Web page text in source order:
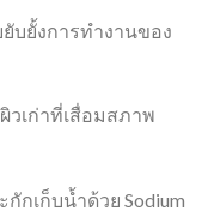
บยั้งการทำงานของ
วเก่าที่เสื่อมสภาพ
กเก็บน้ำด้วย Sodium